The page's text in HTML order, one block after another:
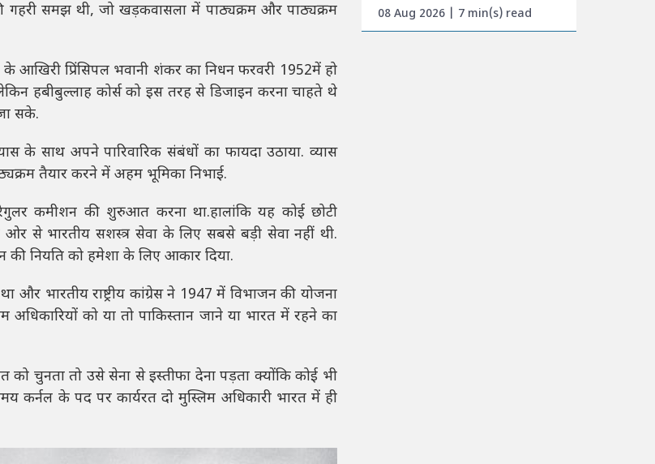
समझ थी, जो खड़कवासला में पाठ्यक्रम और पाठ्यक्रम
आखिरी प्रिंसिपल भवानी शंकर का निधन फरवरी 1952में हो
हबीबुल्लाह कोर्स को इस तरह से डिजाइन करना चाहते थे
सके.
के साथ अपने पारिवारिक संबंधों का फायदा उठाया. व्यास
तैयार करने में अहम भूमिका निभाई.
कमीशन की शुरुआत करना था.हालांकि यह कोई छोटी
से भारतीय सशस्त्र सेवा के लिए सबसे बड़ी सेवा नहीं थी.
की नियति को हमेशा के लिए आकार दिया.
और भारतीय राष्ट्रीय कांग्रेस ने 1947 में विभाजन की योजना
को या तो पाकिस्तान जाने या भारत में रहने का
चुनता तो उसे सेना से इस्तीफा देना पड़ता क्योंकि कोई भी
कर्नल के पद पर कार्यरत दो मुस्लिम अधिकारी भारत में ही
08 Aug 2026 | 7 min(s) read